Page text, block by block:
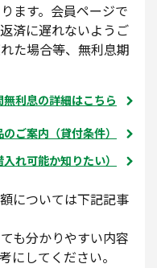
ます。会員ページで
済に遅れないようご
た場合等、無利息期
利息の詳細はこちら
ご案内（貸付条件）
れ可能か知りたい）
については下記記事
も分かりやすい内容
にしてください。